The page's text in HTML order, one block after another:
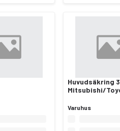
Huvudsäkring
Mitsubishi/
Varuhus